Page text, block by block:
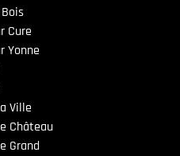
Cure
Yonne
Ville
Château
Grand